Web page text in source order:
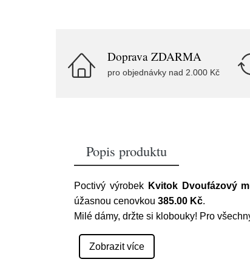
Doprava ZDARMA
pro objednávky nad 2.000 Kč
Popis produktu
Poctivý výrobek Kvitok Dvoufázový
úžasnou cenovkou 385.00 Kč.
Milé dámy, držte si klobouky! Pro
Zobrazit více